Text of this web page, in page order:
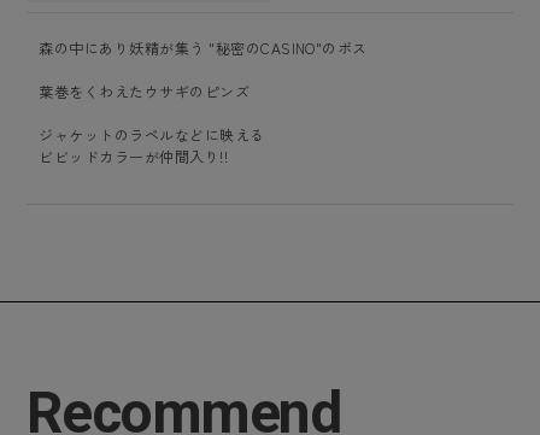
森の中にあり妖精が集う "秘密のCASINO"のボス
葉巻をくわえたウサギのピンズ
ジャケットのラペルなどに映える
ビビッドカラーが仲間入り!!
Recommend